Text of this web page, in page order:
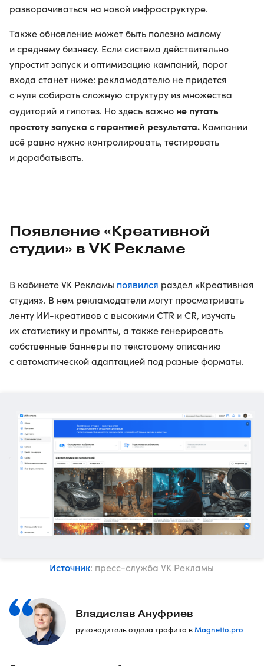
разворачиваться на новой инфраструктуре.
Также обновление может быть полезно малому
и среднему бизнесу. Если система действительно
упростит запуск и оптимизацию кампаний, порог
входа станет ниже: рекламодателю не придется
с нуля собирать сложную структуру из множества
аудиторий и гипотез. Но здесь важно не путать
простоту запуска с гарантией результата. Кампании
всё равно нужно контролировать, тестировать
и дорабатывать.
Появление «Креативной
студии» в VK Рекламе
В кабинете VK Рекламы появился раздел «Креативная
студия». В нем рекламодатели могут просматривать
ленту ИИ-креативов с высокими CTR и CR, изучать
их статистику и промпты, а также генерировать
собственные баннеры по текстовому описанию
с автоматической адаптацией под разные форматы.
Источник: пресс-служба VK Рекламы
Владислав Ануфриев
руководитель отдела трафика вMagnetto.pro